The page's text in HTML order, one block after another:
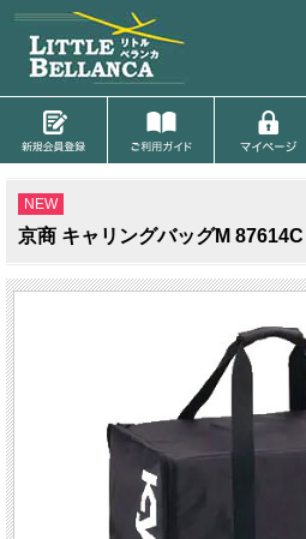
NEW
京商 キャリングバッグM